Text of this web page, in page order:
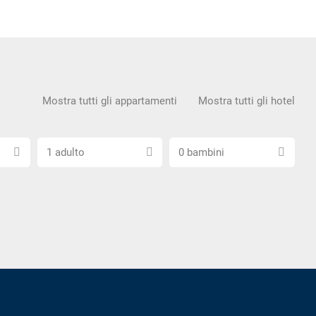
Mostra tutti gli appartamenti Mostra tutti gli hotel
Scegli
1 adulto
Scegli
0 bambini